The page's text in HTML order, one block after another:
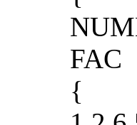
FAC
{